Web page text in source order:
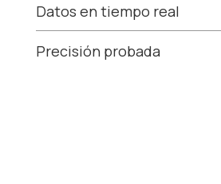
Datos en tiempo real
Precisión probada